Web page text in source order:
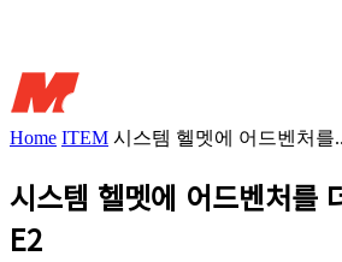
Home ITEM 시스템 헬멧에 어드벤처를
시스템 헬멧에 어드벤처를
E2